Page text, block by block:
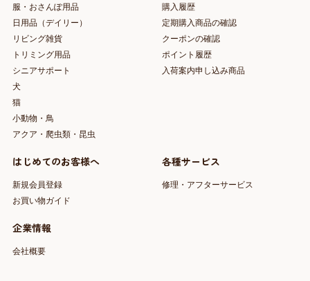
服・おさんぽ用品
日用品（デイリー）
リビング雑貨
トリミング用品
シニアサポート
犬
猫
小動物・鳥
アクア・爬虫類・昆虫
購入履歴
定期購入商品の確認
クーポンの確認
ポイント履歴
入荷案内申し込み商品
はじめてのお客様へ
新規会員登録
お買い物ガイド
各種サービス
修理・アフターサービス
企業情報
会社概要